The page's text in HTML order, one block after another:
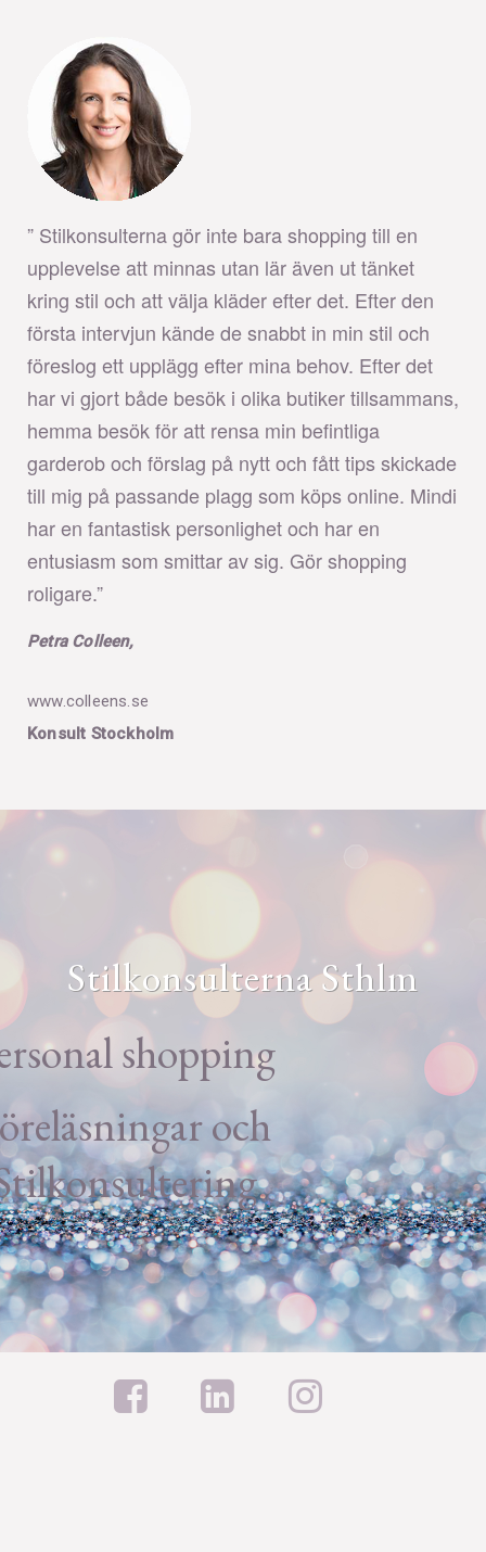
” Stilkonsulterna gör inte bara shopping till en
upplevelse att minnas utan lär även ut tänket
kring stil och att välja kläder efter det. Efter den
första intervjun kände de snabbt in min stil och
föreslog ett upplägg efter mina behov. Efter det
har vi gjort både besök i olika butiker tillsammans,
hemma besök för att rensa min befintliga
garderob och förslag på nytt och fått tips skickade
till mig på passande plagg som köps online. Mindi
har en fantastisk personlighet och har en
entusiasm som smittar av sig. Gör shopping
roligare.”
Petra Colleen,
www.colleens.se
Konsult Stockholm
Stilkonsulterna Sthlm
shopping
och